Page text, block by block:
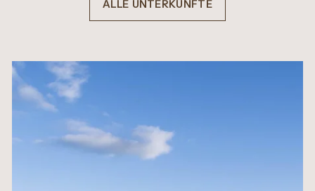
ALLE UNTERKÜNFTE